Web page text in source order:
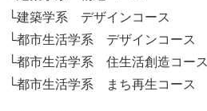
└建築学系 デザインコース
└都市生活学系 デザインコース
└都市生活学系 住生活創造コース
└都市生活学系 まち再生コース